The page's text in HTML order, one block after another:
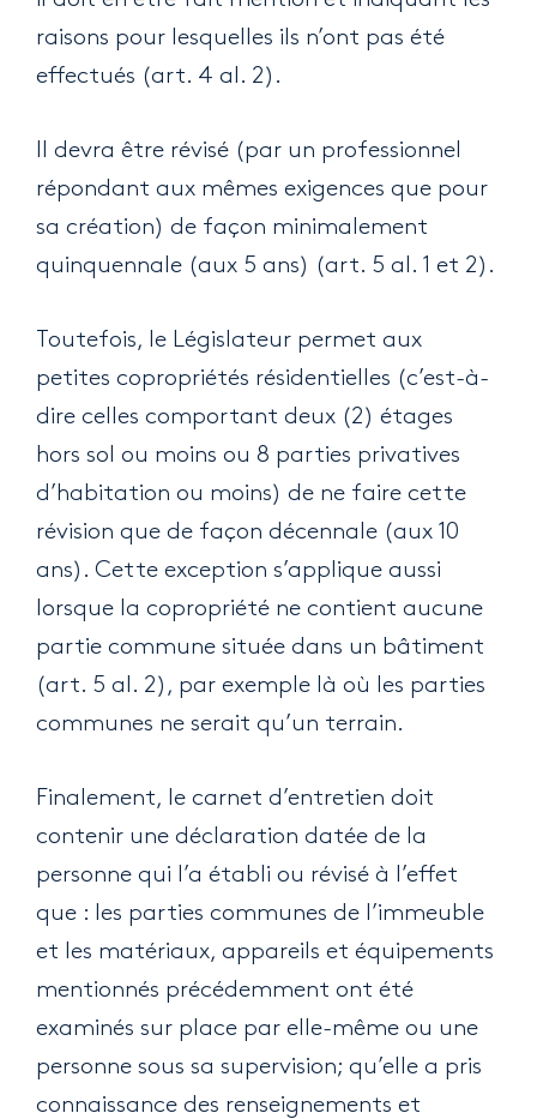
raisons pour lesquelles ils n’ont pas été
effectués (art. 4 al. 2).
Il devra être révisé (par un professionnel
répondant aux mêmes exigences que pour
sa création) de façon minimalement
quinquennale (aux 5 ans) (art. 5 al. 1 et 2).
Toutefois, le Législateur permet aux
petites copropriétés résidentielles (c’est-à-
dire celles comportant deux (2) étages
hors sol ou moins ou 8 parties privatives
d’habitation ou moins) de ne faire cette
révision que de façon décennale (aux 10
ans). Cette exception s’applique aussi
lorsque la copropriété ne contient aucune
partie commune située dans un bâtiment
(art. 5 al. 2), par exemple là où les parties
communes ne serait qu’un terrain.
Finalement, le carnet d’entretien doit
contenir une déclaration datée de la
personne qui l’a établi ou révisé à l’effet
que : les parties communes de l’immeuble
et les matériaux, appareils et équipements
mentionnés précédemment ont été
examinés sur place par elle-même ou une
personne sous sa supervision; qu’elle a pris
connaissance des renseignements et